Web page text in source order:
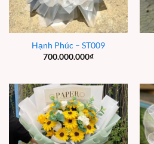
Hạnh Phúc – ST009
700.000.000₫